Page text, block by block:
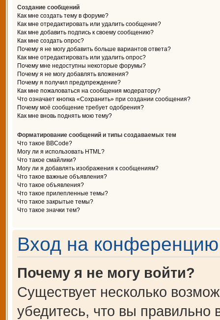
Создание сообщений
Как мне создать тему в форуме?
Как мне отредактировать или удалить сообщение?
Как мне добавить подпись к своему сообщению?
Как мне создать опрос?
Почему я не могу добавить больше вариантов ответа?
Как мне отредактировать или удалить опрос?
Почему мне недоступны некоторые форумы?
Почему я не могу добавлять вложения?
Почему я получил предупреждение?
Как мне пожаловаться на сообщения модератору?
Что означает кнопка «Сохранить» при создании сообщения?
Почему моё сообщение требует одобрения?
Как мне вновь поднять мою тему?
Форматирование сообщений и типы создаваемых тем
Что такое BBCode?
Могу ли я использовать HTML?
Что такое смайлики?
Могу ли я добавлять изображения к сообщениям?
Что такое важные объявления?
Что такое объявления?
Что такое прилепленные темы?
Что такое закрытые темы?
Что такое значки тем?
Вход на конференцию
Почему я не могу войти?
Существует несколько
убедитесь, что вы правильно